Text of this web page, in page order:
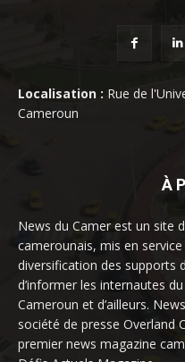
Localisation : Rue de
Cameroun
À
News du Camer est un site
camerounais, mis en
diversification des supports
d’informer les internautes
Cameroun et d’ailleurs.
société de presse Overland
premier news magazine